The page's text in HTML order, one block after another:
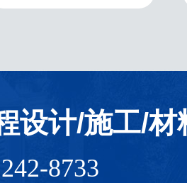
设计/施工/材
8733